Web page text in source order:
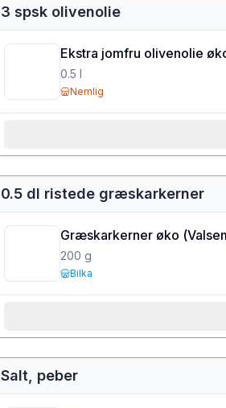
3 spsk olivenolie
Ekstra jomfru olivenolie
0.5 l
Nemlig
0.5 dl ristede græskarkerner
Græskarkerner øko (
200 g
Bilka
Salt, peber